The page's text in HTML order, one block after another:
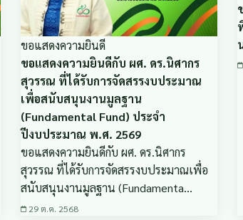
ขอแสดงความยินดี
ขอแสดงความยินดีกับ ผศ. ดร.นิศากร
สุวรรณ ที่ได้รับการจัดสรรงบประมาณ
เพื่อสนับสนุนงานมูลฐาน
(Fundamental Fund) ประจำ
ปีงบประมาณ พ.ศ. 2569
ขอแสดงความยินดีกับ ผศ. ดร.นิศากร
สุวรรณ ที่ได้รับการจัดสรรงบประมาณเพื่อ
สนับสนุนงานมูลฐาน (Fundamenta…
29 ต.ค. 2568